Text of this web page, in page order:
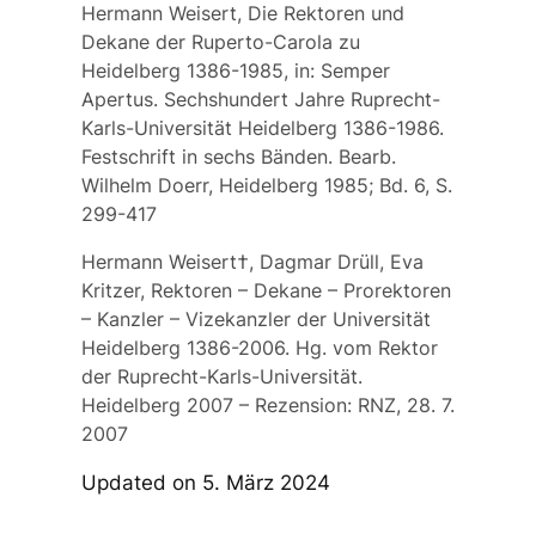
Hermann Weisert, Die Rektoren und
Dekane der Ruperto-Carola zu
Heidelberg 1386-1985, in: Semper
Apertus. Sechshundert Jahre Ruprecht-
Karls-Universität Heidelberg 1386-1986.
Festschrift in sechs Bänden. Bearb.
Wilhelm Doerr, Heidelberg 1985; Bd. 6, S.
299-417
Hermann Weisert†, Dagmar Drüll, Eva
Kritzer, Rektoren – Dekane – Prorektoren
– Kanzler – Vizekanzler der Universität
Heidelberg 1386-2006. Hg. vom Rektor
der Ruprecht-Karls-Universität.
Heidelberg 2007 – Rezension:RNZ, 28. 7.
2007
Updated on 5. März 2024